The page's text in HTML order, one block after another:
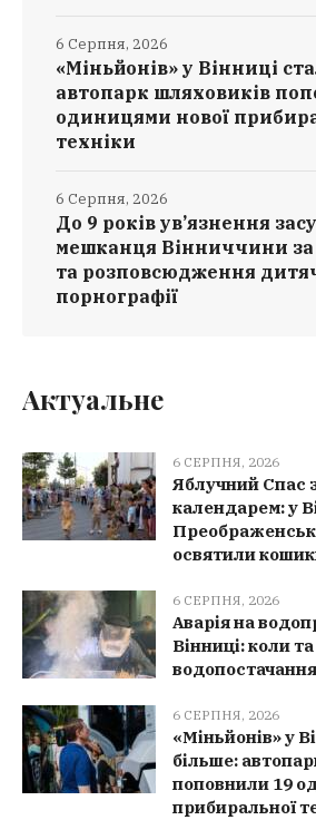
«Міньйонів» у Вінниці
автопарк шляховиків
одиницями нової
техніки
6 Серпня, 2026
До 9 років ув’язнення
мешканця Вінниччини за
та розповсюдження
порнографії
6 Серпня, 2026
Актуальне
6 СЕРПНЯ, 2026
Яблучний Спас
календарем: у
освятили
6 СЕРПНЯ, 2026
Аварія на
Вінниці: коли
водопостачання
6 СЕРПНЯ, 2026
«Міньйонів» у
більше:
поповнили 19
прибиральної